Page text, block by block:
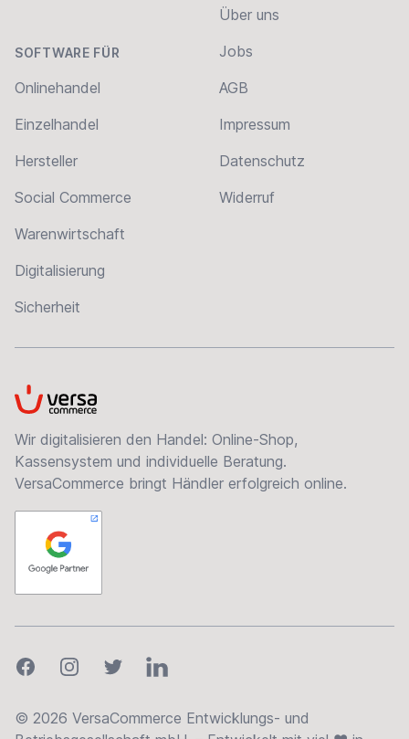
SOFTWARE FÜR
Onlinehandel
Einzelhandel
Hersteller
Social Commerce
Warenwirtschaft
Digitalisierung
Sicherheit
Über uns
Jobs
AGB
Impressum
Datenschutz
Widerruf
VersaCommerce
Wir digitalisieren den Handel: Online-Shop,
Kassensystem und individuelle Beratung.
VersaCommerce bringt Händler erfolgreich online.
FacebookInstagramTwitterLinkedIn
© 2026 VersaCommerce Entwicklungs- und